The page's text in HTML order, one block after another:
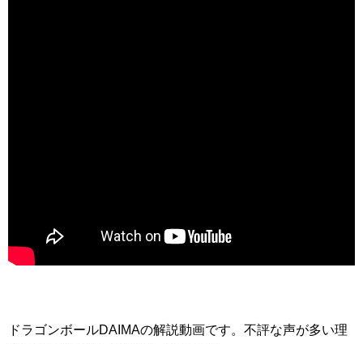
ドラゴンボールDAIMAの解説動画です。不評な声が多い理